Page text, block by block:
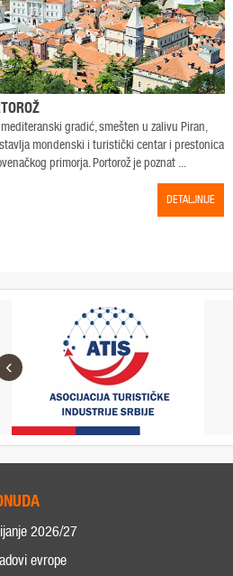
gradić, smešten u zalivu Piran,
mondenski i turistički centar i prestonica
primorja. Portorož je poznat ...
DETALJNIJE
‹
2026/27
evrope